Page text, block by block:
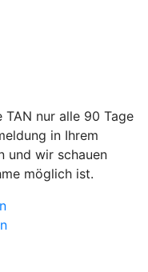
TAN nur alle 90 Tage
in Ihrem
und wir schauen
möglich ist.